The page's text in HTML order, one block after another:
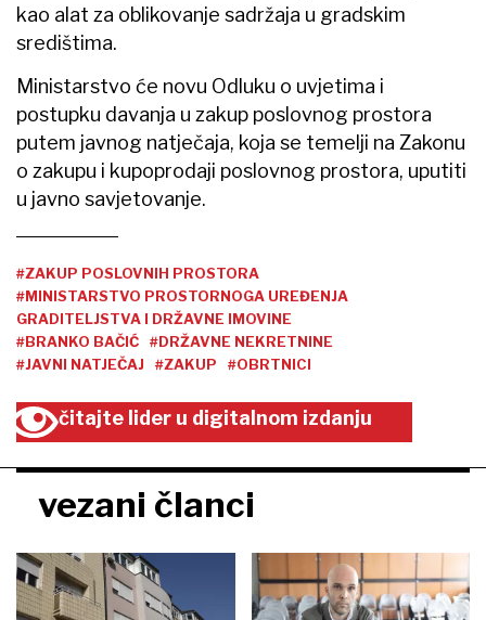
kao alat za oblikovanje sadržaja u gradskim
središtima.
Ministarstvo će novu Odluku o uvjetima i
postupku davanja u zakup poslovnog prostora
putem javnog natječaja, koja se temelji na Zakonu
o zakupu i kupoprodaji poslovnog prostora, uputiti
u javno savjetovanje.
#ZAKUP POSLOVNIH PROSTORA
#MINISTARSTVO PROSTORNOGA UREĐENJA
GRADITELJSTVA I DRŽAVNE IMOVINE
#BRANKO BAČIĆ
#DRŽAVNE NEKRETNINE
#JAVNI NATJEČAJ
#ZAKUP #OBRTNICI
čitajte lider u digitalnom izdanju
vezani članci